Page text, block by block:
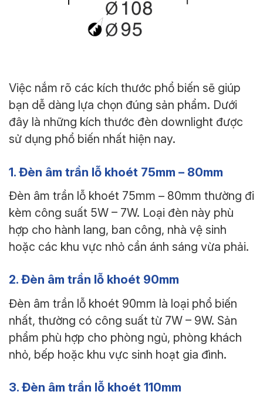
Việc nắm rõ các kích thước phổ biến sẽ giúp
bạn dễ dàng lựa chọn đúng sản phẩm. Dưới
đây là những kích thước đèn downlight được
sử dụng phổ biến nhất hiện nay.
1. Đèn âm trần lỗ khoét 75mm – 80mm
Đèn âm trần lỗ khoét 75mm – 80mm thường đi
kèm công suất 5W – 7W. Loại đèn này phù
hợp cho hành lang, ban công, nhà vệ sinh
hoặc các khu vực nhỏ cần ánh sáng vừa phải.
2. Đèn âm trần lỗ khoét 90mm
Đèn âm trần lỗ khoét 90mm là loại phổ biến
nhất, thường có công suất từ 7W – 9W. Sản
phẩm phù hợp cho phòng ngủ, phòng khách
nhỏ, bếp hoặc khu vực sinh hoạt gia đình.
3. Đèn âm trần lỗ khoét 110mm